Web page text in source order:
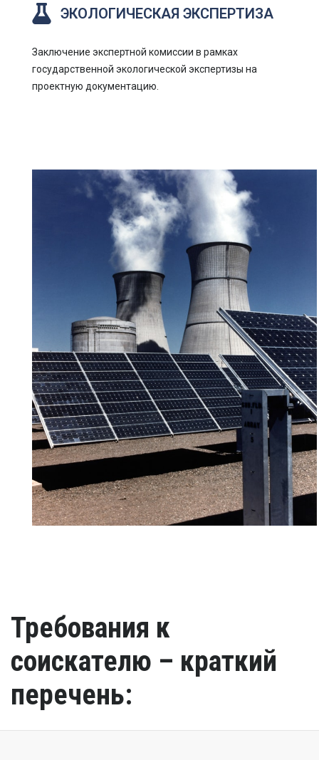
ЭКОЛОГИЧЕСКАЯ ЭКСПЕРТИЗА
Заключение экспертной комиссии в рамках
государственной экологической экспертизы на
проектную документацию.
Требования к
соискателю – краткий
перечень: